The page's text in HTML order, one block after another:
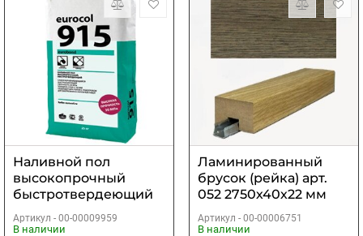
Наливной пол
высокопрочный
быстротвердеющий
Eurocol 915 Eurobond
25 кг
Артикул - 00-00009959
В наличии
Ламинированный
брусок (рейка) арт.
052 2750х40х22 мм
Артикул - 00-00006751
В наличии